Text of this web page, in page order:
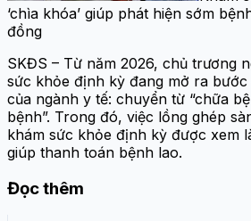
‘chìa khóa’ giúp phát hiện sớm
đồng
SKĐS – Từ năm 2026, chủ trương
sức khỏe định kỳ đang mở ra
của ngành y tế: chuyển từ “chữa
bệnh”. Trong đó, việc lồng ghép
khám sức khỏe định kỳ được xem
giúp thanh toán bệnh lao.
Đọc thêm